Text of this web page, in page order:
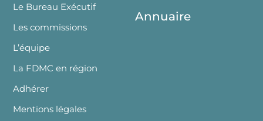
Le Bureau Exécutif
Les commissions
L’équipe
La FDMC en région
Adhérer
Mentions légales
Annuaire